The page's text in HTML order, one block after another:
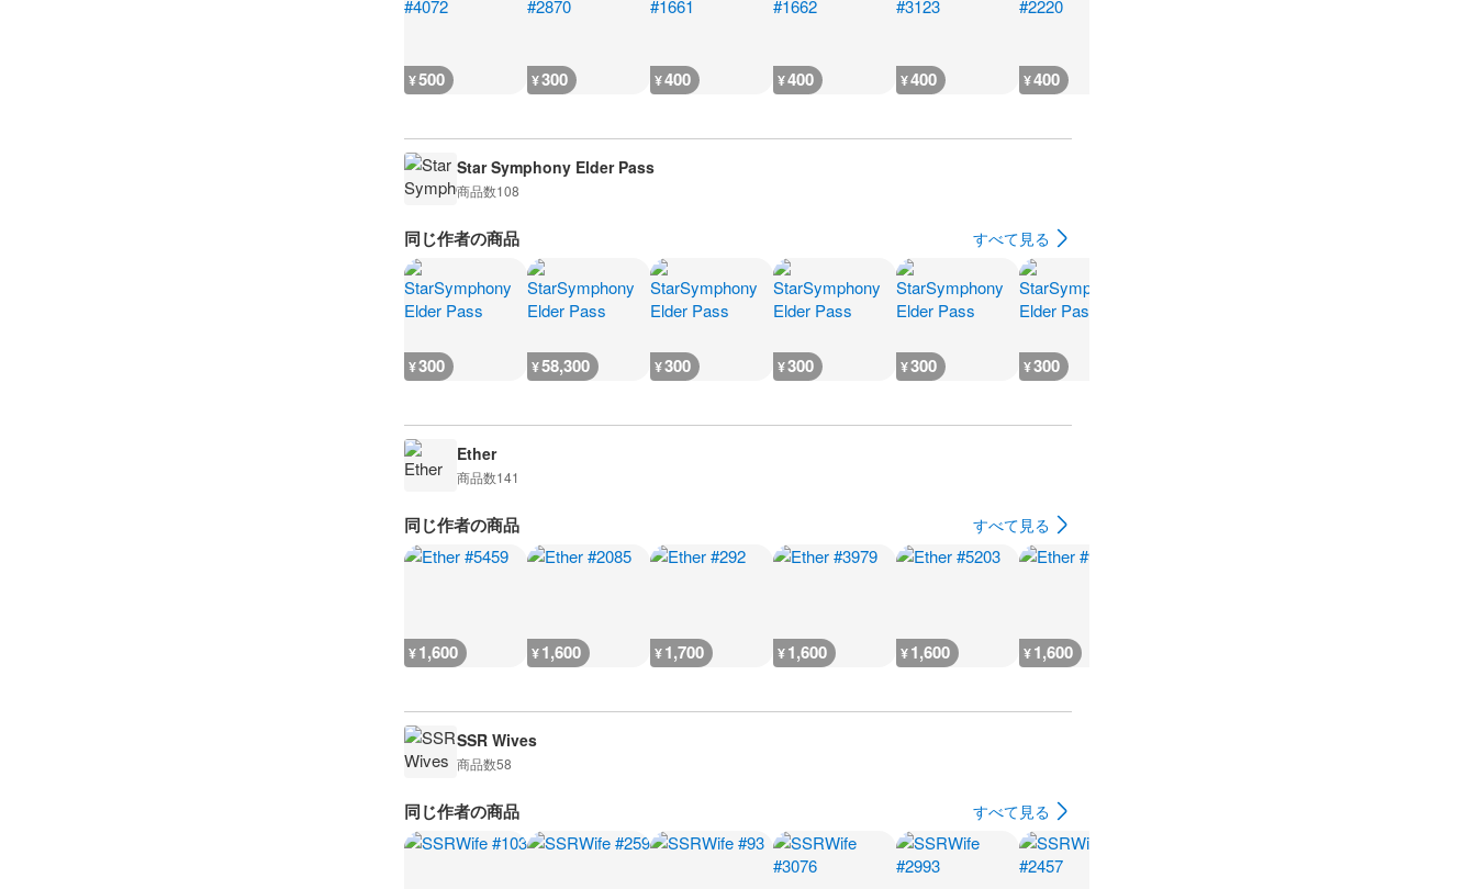
¥500 ¥300 ¥400 ¥400 ¥400 ¥400
Star Symphony Elder Pass
商品数108
同じ作者の商品 すべて見る
¥300 ¥58,300 ¥300 ¥300 ¥300 ¥300
Ether
商品数141
同じ作者の商品 すべて見る
¥1,600 ¥1,600 ¥1,700 ¥1,600 ¥1,600 ¥1,600
SSR Wives
商品数58
同じ作者の商品 すべて見る